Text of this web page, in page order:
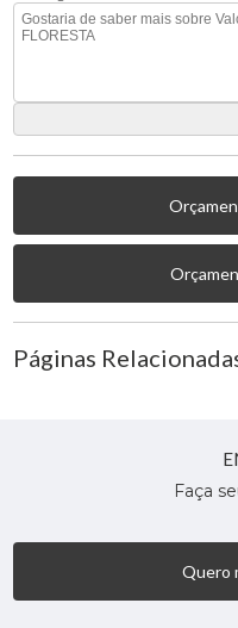
Páginas
Faça
Quero